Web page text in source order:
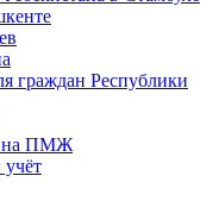
граждан Республики
на ПМЖ